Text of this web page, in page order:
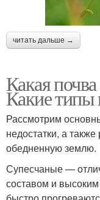
читать дальше →
Какая
Какие
Рассмотрим
недостатки, а
обедненную землю.
Супесчаные —
составом и